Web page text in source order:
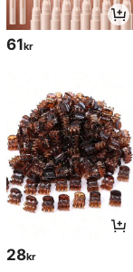
61kr
28kr